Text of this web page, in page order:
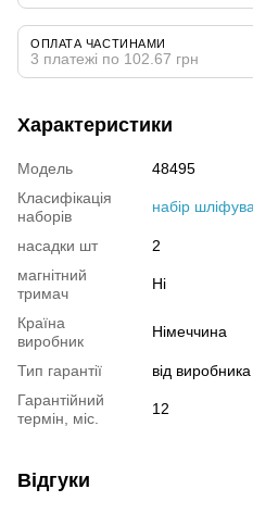
ОПЛАТА ЧАСТИНАМИ
3 платежі по 102.67 грн
Характеристики
Модель
48495
Класифікація
наборів
набір
насадки шт
2
магнітний
тримач
Ні
Країна
виробник
Німеччина
Тип гарантії
від виробника
Гарантійний
термін, міс.
12
Відгуки